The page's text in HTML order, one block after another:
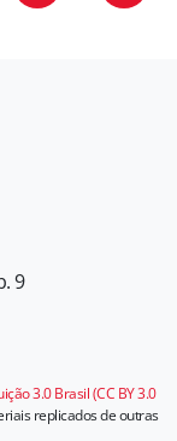
9
3.0 Brasil (CC BY 3.0
replicados de outras